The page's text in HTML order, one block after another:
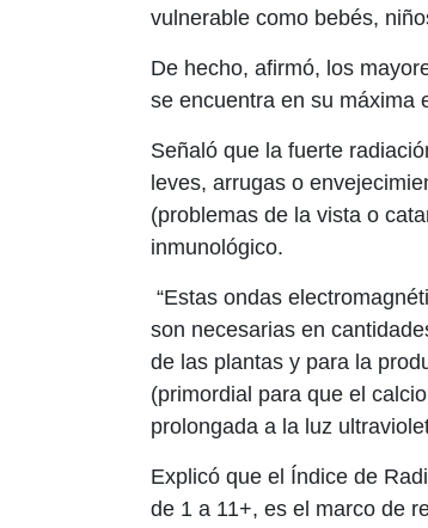
vulnerable como bebés,
De hecho, afirmó, los
se encuentra en su máxima
Señaló que la fuerte
leves, arrugas o
(problemas de la vista o
inmunológico.
“Estas ondas
son necesarias en
de las plantas y para la
(primordial para que el
prolongada a la luz
Explicó que el Índice de
de 1 a 11+, es el marco de